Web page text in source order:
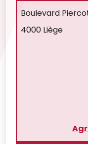
Boulevard
4000 Liège